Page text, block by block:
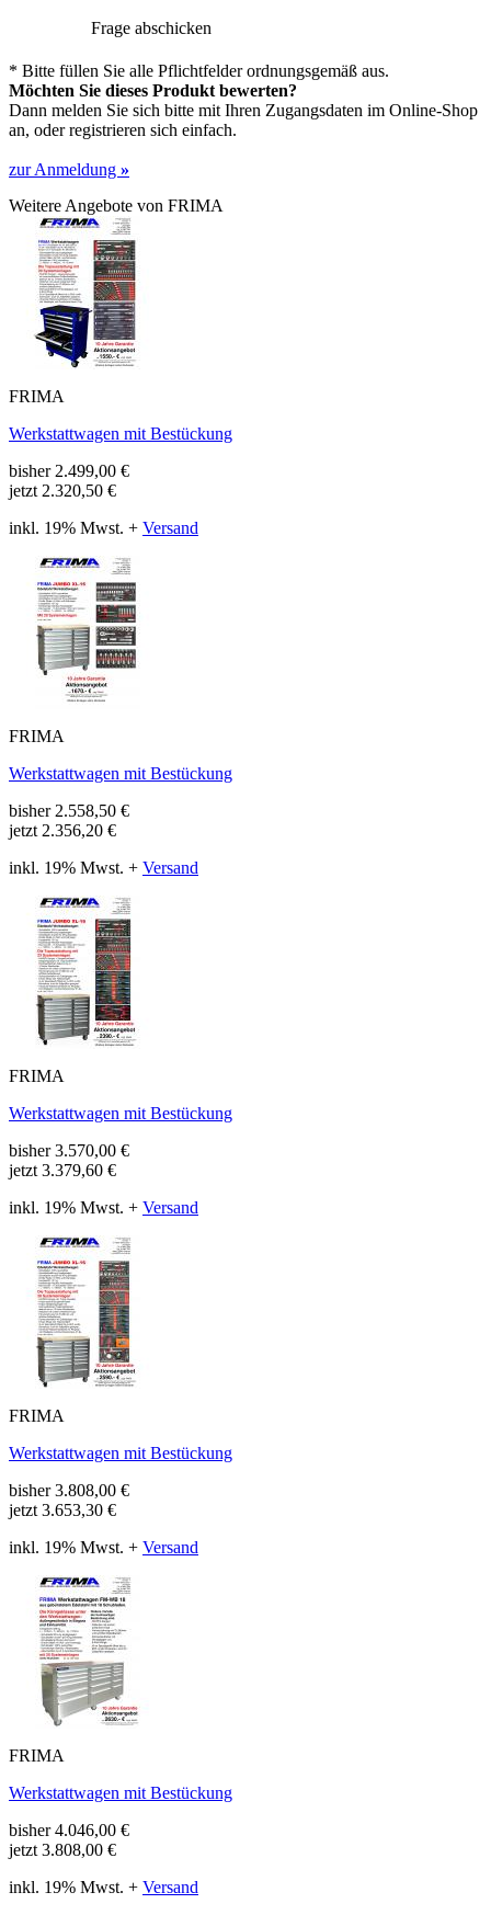
Frage abschicken
* Bitte füllen Sie alle Pflichtfelder ordnungsgemäß aus.
Möchten Sie dieses Produkt bewerten?
Dann melden Sie sich bitte mit Ihren Zugangsdaten im Online-Shop
an, oder registrieren sich einfach.
zur Anmeldung »
Weitere Angebote von FRIMA
FRIMA
Werkstattwagen mit Bestückung
bisher 2.499,00 €
jetzt 2.320,50 €
inkl. 19% Mwst. + Versand
FRIMA
Werkstattwagen mit Bestückung
bisher 2.558,50 €
jetzt 2.356,20 €
inkl. 19% Mwst. + Versand
FRIMA
Werkstattwagen mit Bestückung
bisher3.570,00 €
jetzt 3.379,60 €
inkl. 19% Mwst. + Versand
FRIMA
Werkstattwagen mit Bestückung
bisher3.808,00 €
jetzt 3.653,30 €
inkl. 19% Mwst. + Versand
FRIMA
Werkstattwagen mit Bestückung
bisher4.046,00 €
jetzt 3.808,00 €
inkl. 19% Mwst. + Versand